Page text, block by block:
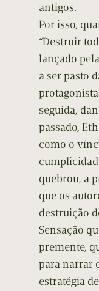
antigos.
Por isso,
“Destruir
lançado
a ser pasto
seguida,
passado,
como o
quebrou, a
que os
destruição
Sensação
premente,
para narrar
estratégia